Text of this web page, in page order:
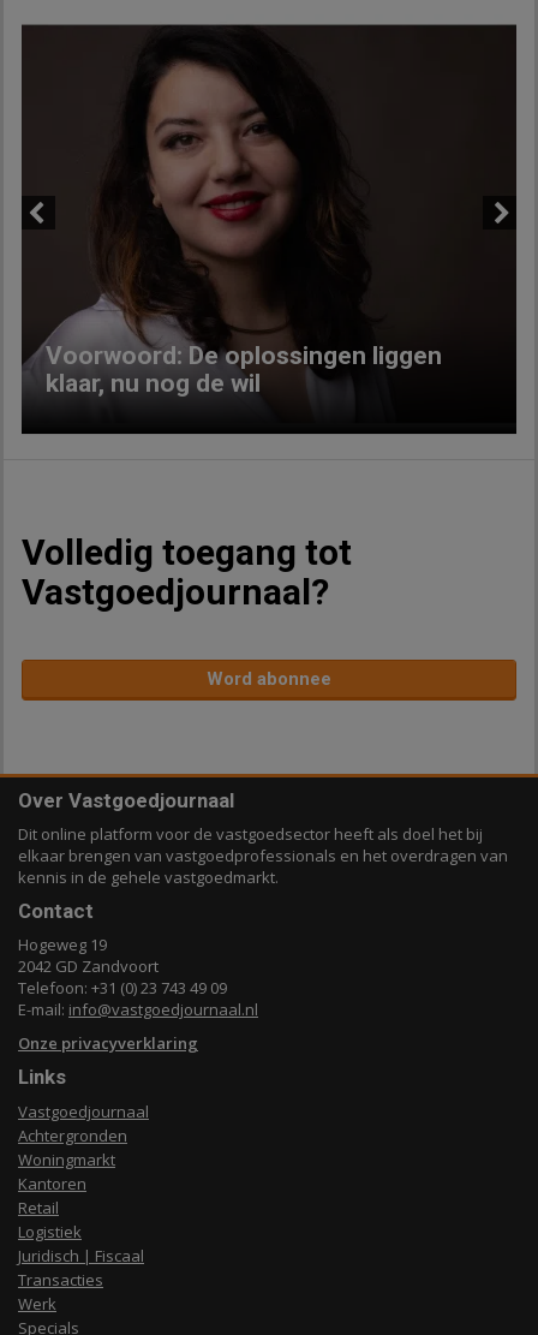
Voorwoord: De oplossingen liggen
klaar, nu nog de wil
Volledig toegang tot
Vastgoedjournaal?
Word abonnee
Over Vastgoedjournaal
Dit online platform voor de vastgoedsector heeft als doel het bij
elkaar brengen van vastgoedprofessionals en het overdragen van
kennis in de gehele vastgoedmarkt.
Contact
Hogeweg 19
2042 GD Zandvoort
Telefoon: +31 (0) 23 743 49 09
E-mail: info@vastgoedjournaal.nl
Onze privacyverklaring
Links
Vastgoedjournaal
Achtergronden
Woningmarkt
Kantoren
Retail
Logistiek
Juridisch | Fiscaal
Transacties
Werk
Specials